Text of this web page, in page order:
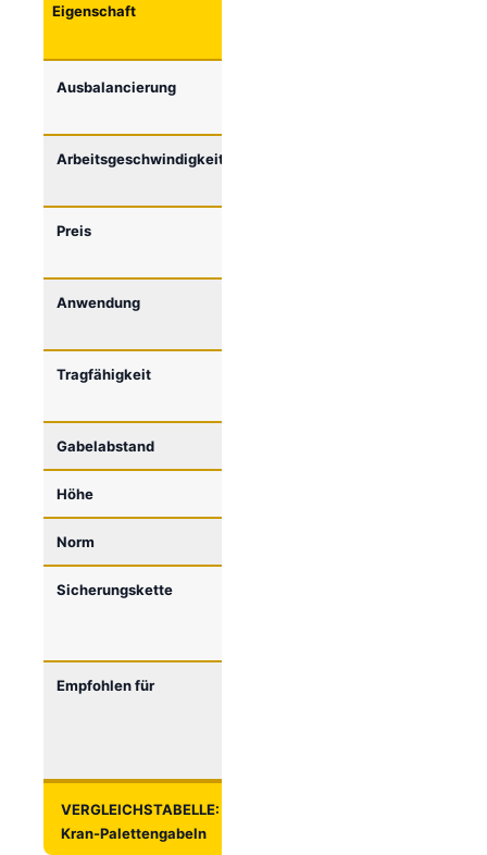
Eigenschaft
Ausbalancierung
Arbeitsgeschwindigkeit
Preis
Anwendung
Tragfähigkeit
Gabelabstand
Höhe
Norm
Sicherungskette
Empfohlen für
VERGLEICHSTABELLE: Automatische vs. Mechanische
Kran-Palettengabeln